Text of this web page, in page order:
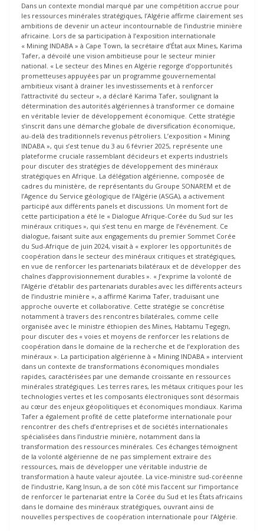
Dans un contexte mondial marqué par une compétition accrue pour
les ressources minérales stratégiques, l’Algérie affirme clairement ses
ambitions de devenir un acteur incontournable de l’industrie minière
africaine. Lors de sa participation à l’exposition internationale
« Mining INDABA » à Cape Town, la secrétaire d’État aux Mines, Karima
Tafer, a dévoilé une vision ambitieuse pour le secteur minier
national. « Le secteur des Mines en Algérie regorge d’opportunités
prometteuses appuyées par un programme gouvernemental
ambitieux visant à drainer les investissements et à renforcer
l’attractivité du secteur », a déclaré Karima Tafer, soulignant la
détermination des autorités algériennes à transformer ce domaine
en véritable levier de développement économique. Cette stratégie
s’inscrit dans une démarche globale de diversification économique,
au-delà des traditionnels revenus pétroliers. L’exposition « Mining
INDABA », qui s’est tenue du 3 au 6 février 2025, représente une
plateforme cruciale rassemblant décideurs et experts industriels
pour discuter des stratégies de développement des minéraux
stratégiques en Afrique. La délégation algérienne, composée de
cadres du ministère, de représentants du Groupe SONAREM et de
l’Agence du Service géologique de l’Algérie (ASGA), a activement
participé aux différents panels et discussions. Un moment fort de
cette participation a été le « Dialogue Afrique-Corée du Sud sur les
minéraux critiques », qui s’est tenu en marge de l’événement. Ce
dialogue, faisant suite aux engagements du premier Sommet Corée
du Sud-Afrique de juin 2024, visait à « explorer les opportunités de
coopération dans le secteur des minéraux critiques et stratégiques,
en vue de renforcer les partenariats bilatéraux et de développer des
chaînes d’approvisionnement durables ». « J’exprime la volonté de
l’Algérie d’établir des partenariats durables avec les différents acteurs
de l’industrie minière », a affirmé Karima Tafer, traduisant une
approche ouverte et collaborative. Cette stratégie se concrétise
notamment à travers des rencontres bilatérales, comme celle
organisée avec le ministre éthiopien des Mines, Habtamu Tegegn,
pour discuter des « voies et moyens de renforcer les relations de
coopération dans le domaine de la recherche et de l’exploration des
minéraux ». La participation algérienne à « Mining INDABA » intervient
dans un contexte de transformations économiques mondiales
rapides, caractérisées par une demande croissante en ressources
minérales stratégiques. Les terres rares, les métaux critiques pour les
technologies vertes et les composants électroniques sont désormais
au cœur des enjeux géopolitiques et économiques mondiaux. Karima
Tafer a également profité de cette plateforme internationale pour
rencontrer des chefs d’entreprises et de sociétés internationales
spécialisées dans l’industrie minière, notamment dans la
transformation des ressources minérales. Ces échanges témoignent
de la volonté algérienne de ne pas simplement extraire des
ressources, mais de développer une véritable industrie de
transformation à haute valeur ajoutée. La vice-ministre sud-coréenne
de l’industrie, Kang Insun, a de son côté mis l’accent sur l’importance
de renforcer le partenariat entre la Corée du Sud et les États africains
dans le domaine des minéraux stratégiques, ouvrant ainsi de
nouvelles perspectives de coopération internationale pour l’Algérie.